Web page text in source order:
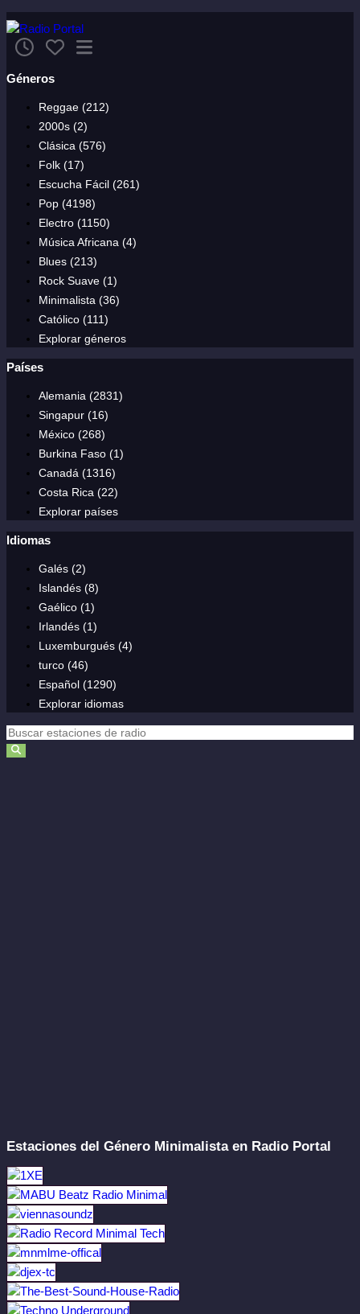
Géneros
Reggae (212)
2000s (2)
Clásica (576)
Folk (17)
Escucha Fácil (261)
Pop (4198)
Electro (1150)
Música Africana (4)
Blues (213)
Rock Suave (1)
Minimalista (36)
Católico (111)
Explorar géneros
Países
Alemania (2831)
Singapur (16)
México (268)
Burkina Faso (1)
Canadá (1316)
Costa Rica (22)
Explorar países
Idiomas
Galés (2)
Islandés (8)
Gaélico (1)
Irlandés (1)
Luxemburgués (4)
turco (46)
Español (1290)
Explorar idiomas
Estaciones del Género Minimalista en Radio Portal